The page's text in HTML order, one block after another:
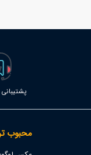
پشتیبانی 24 ساعته
محبوب